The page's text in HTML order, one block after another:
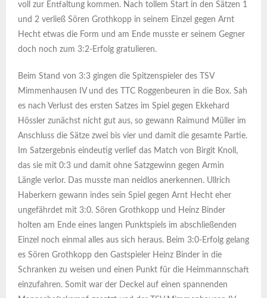
voll zur Entfaltung kommen. Nach tollem Start in den Sätzen 1
und 2 verließ Sören Grothkopp in seinem Einzel gegen Arnt
Hecht etwas die Form und am Ende musste er seinem Gegner
doch noch zum 3:2-Erfolg gratulieren.
Beim Stand von 3:3 gingen die Spitzenspieler des TSV
Mimmenhausen IV und des TTC Roggenbeuren in die Box. Sah
es nach Verlust des ersten Satzes im Spiel gegen Ekkehard
Hössler zunächst nicht gut aus, so gewann Raimund Müller im
Anschluss die Sätze zwei bis vier und damit die gesamte Partie.
Im Satzergebnis eindeutig verlief das Match von Birgit Knoll,
das sie mit 0:3 und damit ohne Satzgewinn gegen Armin
Längle verlor. Das musste man neidlos anerkennen. Ullrich
Haberkern gewann indes sein Spiel gegen Arnt Hecht eher
ungefährdet mit 3:0. Sören Grothkopp und Heinz Binder
holten am Ende eines langen Punktspiels im abschließenden
Einzel noch einmal alles aus sich heraus. Beim 3:0-Erfolg gelang
es Sören Grothkopp den Gastspieler Heinz Binder in die
Schranken zu weisen und einen Punkt für die Heimmannschaft
einzufahren. Somit war der Deckel auf einen spannenden